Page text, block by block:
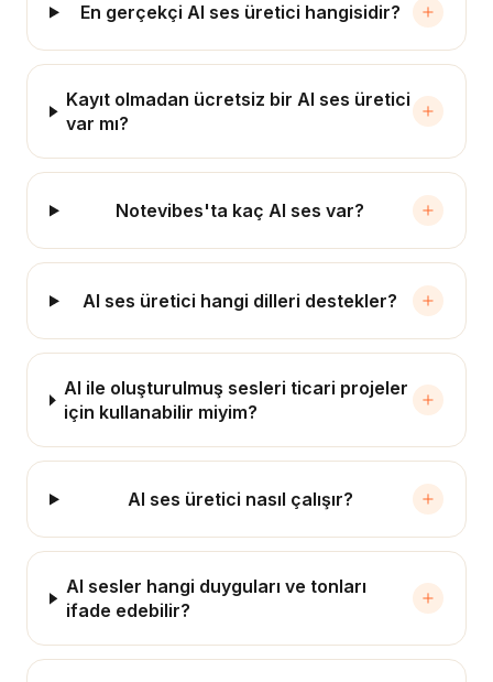
En gerçekçi AI ses üretici hangisidir?
Kayıt olmadan ücretsiz bir AI ses üretici
var mı?
Notevibes'ta kaç AI ses var?
AI ses üretici hangi dilleri destekler?
AI ile oluşturulmuş sesleri ticari projeler
için kullanabilir miyim?
AI ses üretici nasıl çalışır?
AI sesler hangi duyguları ve tonları
ifade edebilir?